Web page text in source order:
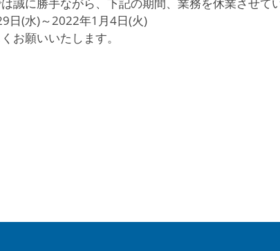
日(水)～2022年1月4日(火)
お願いいたします。